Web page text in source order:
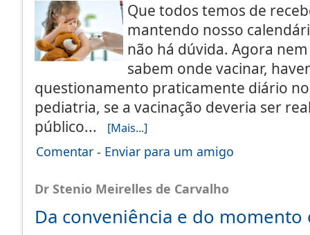
Que todos temos de
mantendo nosso
não há dúvida. Agora
sabem onde vacinar,
questionamento praticamente diário
pediatria, se a vacinação deveria ser
público...
[Mais...]
Comentar - Enviar para um amigo
Dr Stenio Meirelles de Carvalho
Da conveniência e do